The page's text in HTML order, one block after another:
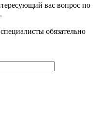
вас вопрос по
обязательно